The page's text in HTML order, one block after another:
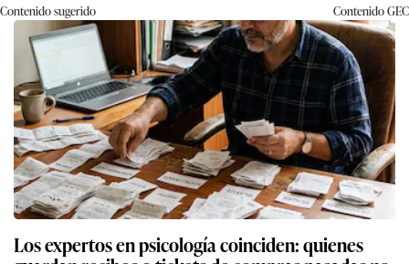
Contenido sugerido ContenidoGEC
Los expertos en psicología coinciden: quienes